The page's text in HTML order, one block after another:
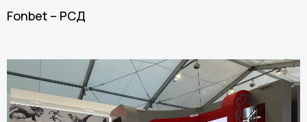
Fonbet – РСД